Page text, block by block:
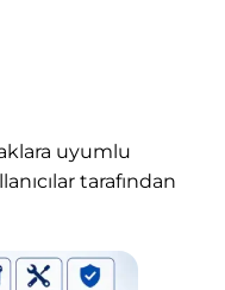
uyumlu
tarafından